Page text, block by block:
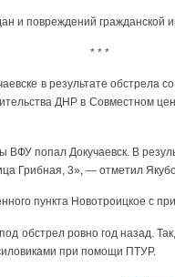
и повреждений гражданской
* * *
в результате
ДНР в Совместном
попал Докучаевск. В
Грибная, 3», — отметил
пункта Новотроицкое с
обстрел ровно год назад.
при помощи ПТУР.